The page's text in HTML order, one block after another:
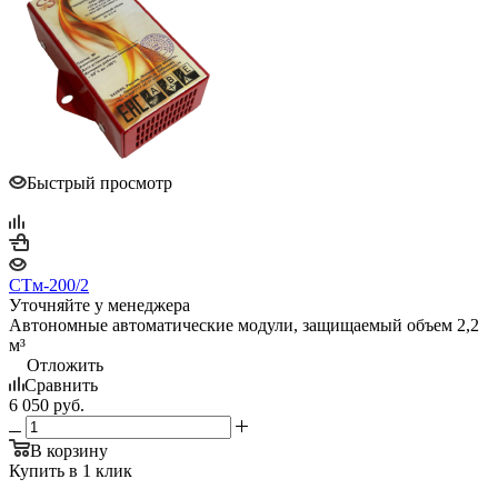
Быстрый просмотр
СТм-200/2
Уточняйте у менеджера
Автономные автоматические модули, защищаемый объем 2,2
м³
Отложить
Сравнить
6 050 руб.
В корзину
Купить в 1 клик